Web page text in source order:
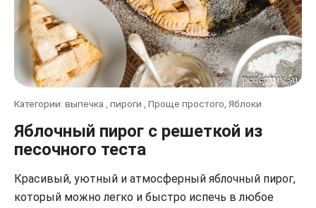
Категории: выпечка , пироги , Проще простого, Яблоки
Яблочный пирог с решеткой из
песочного теста
Красивый, уютный и атмосферный яблочный пирог,
который можно легко и быстро испечь в любое